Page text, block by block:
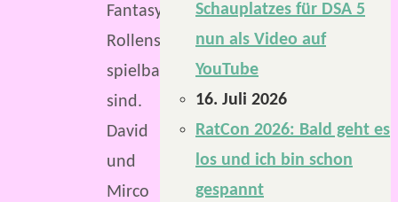
Fantasy-
Rollenspiel
spielbar
sind.
David
und
Mirco
Schauplatzes für DSA 5
nun als Video auf
YouTube
16. Juli 2026
RatCon 2026: Bald geht es
los und ich bin schon
gespannt